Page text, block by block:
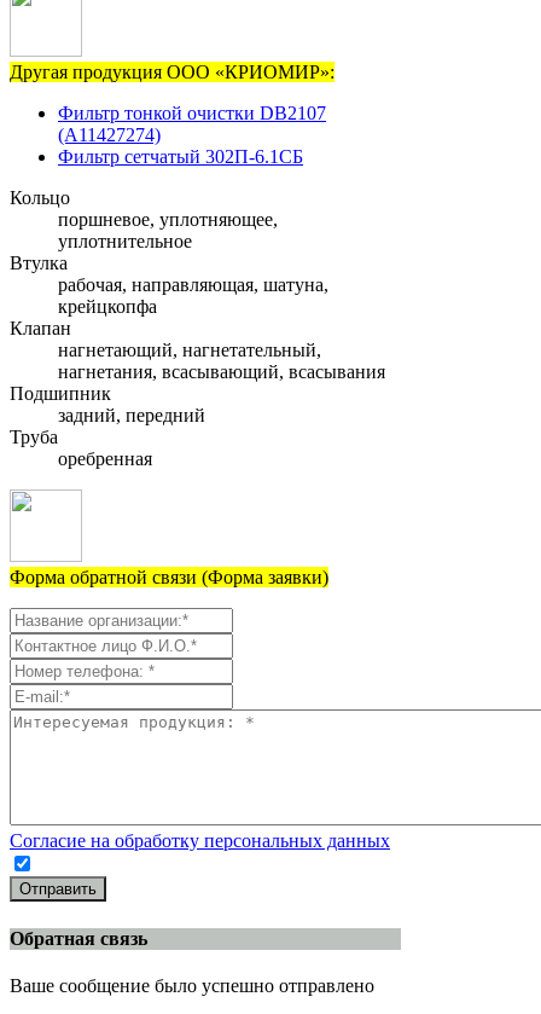
Другая продукция ООО «КРИОМИР»:
Фильтр тонкой очистки DB2107
(А11427274)
Фильтр сетчатый 302П-6.1СБ
Кольцо
поршневое, уплотняющее,
уплотнительное
Втулка
рабочая, направляющая, шатуна,
крейцкопфа
Клапан
нагнетающий, нагнетательный,
нагнетания, всасывающий, всасывания
Подшипник
задний, передний
Труба
оребренная
Форма обратной связи (Форма заявки)
Согласие на обработку персональных данных
Отправить
Обратная связь
Ваше сообщение было успешно отправлено